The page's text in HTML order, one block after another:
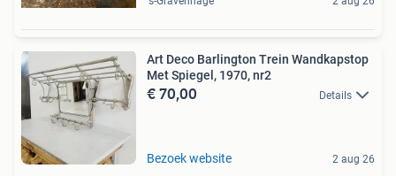
Art Deco Barlington Trein Wandkapstop
Met Spiegel, 1970, nr2
€ 70,00 Details
Bezoek website 2 aug 26